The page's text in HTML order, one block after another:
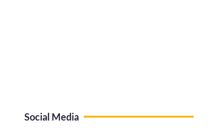
Social Media